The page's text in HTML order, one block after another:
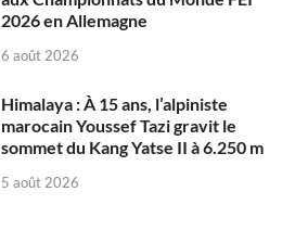
2026 en Allemagne
6 août 2026
Himalaya : À 15 ans, l’alpiniste
marocain Youssef Tazi gravit le
sommet du Kang Yatse II à 6.250 m
5 août 2026